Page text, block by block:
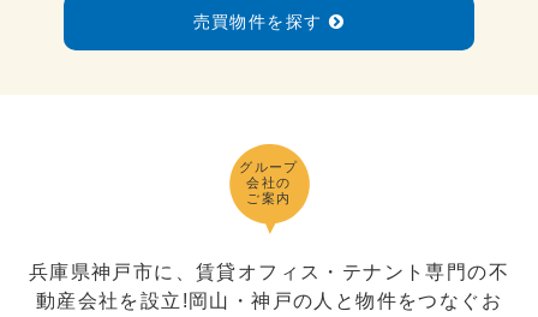
売買物件を探す
グループ
会社の
ご案内
兵庫県神戸市に、賃貸オフィス・テナント専門の不
動産会社を設立!岡山・神戸の人と物件をつなぐお